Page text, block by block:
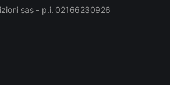
sas - p.i. 02166230926